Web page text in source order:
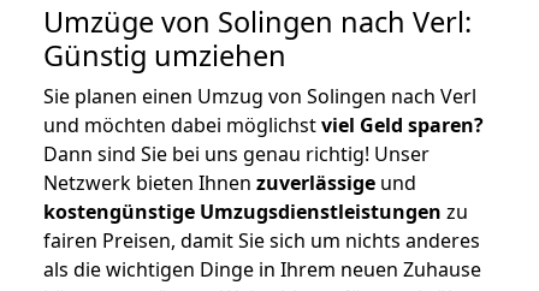
Umzüge von Solingen nach Verl:
Günstig umziehen
Sie planen einen Umzug von Solingen nach Verl
und möchten dabei möglichstviel Geld sparen?
Dann sind Sie bei uns genau richtig! Unser
Netzwerk bieten Ihnen zuverlässige und
kostengünstige Umzugsdienstleistungen zu
fairen Preisen, damit Sie sich um nichts anderes
als die wichtigen Dinge in Ihrem neuen Zuhause